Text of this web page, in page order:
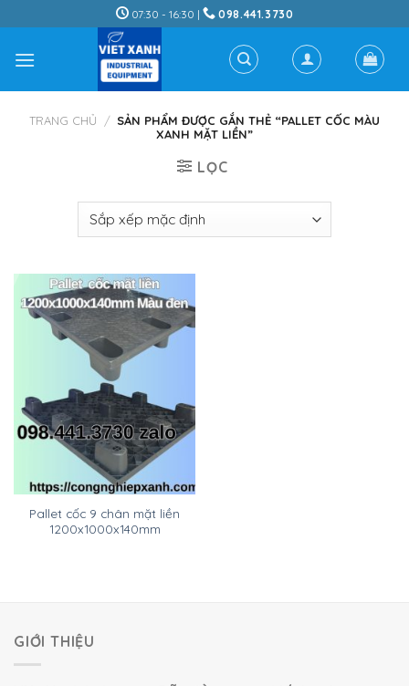
to
content
07:30 - 16:30 | 098.441.3730
TRANG CHỦ / SẢN PHẨM ĐƯỢC GẮN THẺ “PALLET CỐC MÀU
XANH MẶT LIỀN”
LỌC
Pallet cốc 9 chân mặt liền
1200x1000x140mm
GIỚI THIỆU